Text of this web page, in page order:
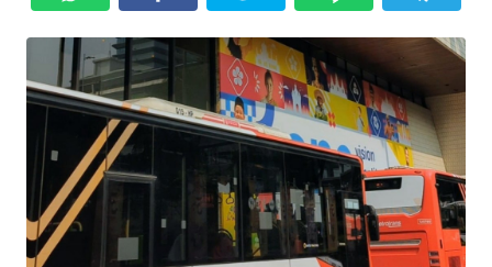
EKUIN
SAINS-TEKNO
KESEHATAN
INTERNASIONAL